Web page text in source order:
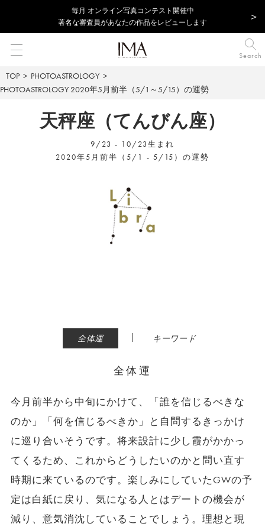
毎⽉ オンライン写真コンテスト開催中
著名な審査員があなたの作品をレビューします
Search
TOP
PHOTOASTROLOGY
PHOTOASTROLOGY 2020年5月前半（5/1～5/15）の運勢
天秤座（てんびん座）
9/23 - 10/23生まれ
2020年5月前半（5/1 - 5/15）の運勢
全体運 | キーワード
全体運
今月前半から中旬にかけて、「誰を信じるべきな
のか」「何を信じるべきか」と自問するきっかけ
に巡り合いそうです。将来設計に少し霞がかかっ
てくるため、これからどうしたいのかと問い直す
時期に来ているのです。楽しみにしていたGWの予
定は白紙に戻り、気になる人とはデートの機会が
減り、意気消沈していることでしょう。理想と現